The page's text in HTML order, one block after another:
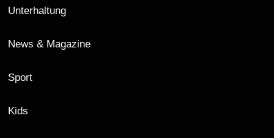
Unterhaltung
News & Magazine
Sport
Kids